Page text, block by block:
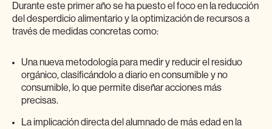
Durante este primer año se ha puesto el foco en la reducción
del desperdicio alimentario y la optimización de recursos a
través de medidas concretas como:
Una nueva metodología para medir y reducir el residuo
orgánico, clasificándolo a diario en consumible y no
consumible, lo que permite diseñar acciones más
precisas.
La implicación directa del alumnado de más edad en la